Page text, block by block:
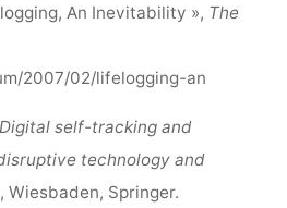
An Inevitability », The
2007/02/lifelogging-an
Digital self-tracking and
technology and
, Wiesbaden, Springer.